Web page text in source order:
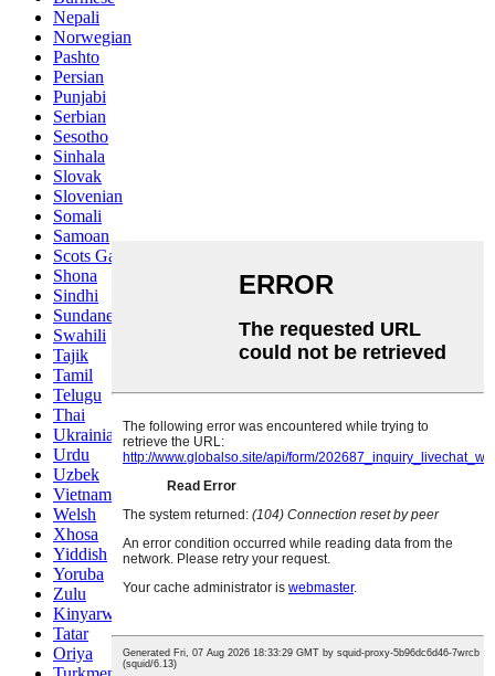
Nepali
Norwegian
Pashto
Persian
Punjabi
Serbian
Sesotho
Sinhala
Slovak
Slovenian
Somali
Samoan
Scots Gaelic
Shona
Sindhi
Sundanese
Swahili
Tajik
Tamil
Telugu
Thai
Ukrainian
Urdu
Uzbek
Vietnamese
Welsh
Xhosa
Yiddish
Yoruba
Zulu
Kinyarwanda
Tatar
Oriya